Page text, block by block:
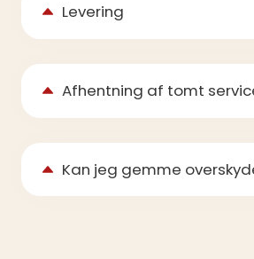
Levering
Afhentning af tomt
Kan jeg gemme